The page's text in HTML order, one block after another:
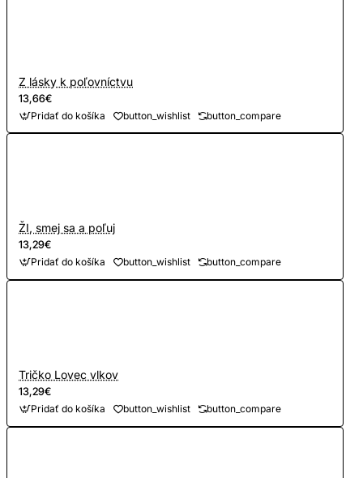
Z lásky k poľovníctvu
13,66€
Pridať do košíka button_wishlist button_compare
ŽI, smej sa a poľuj
13,29€
Pridať do košíka button_wishlist button_compare
Tričko Lovec vlkov
13,29€
Pridať do košíka button_wishlist button_compare